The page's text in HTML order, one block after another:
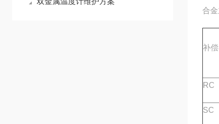
合
补
RC
SC